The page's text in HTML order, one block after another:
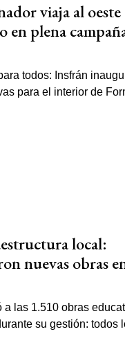
viaja al oeste
en plena
local:
nuevas obras